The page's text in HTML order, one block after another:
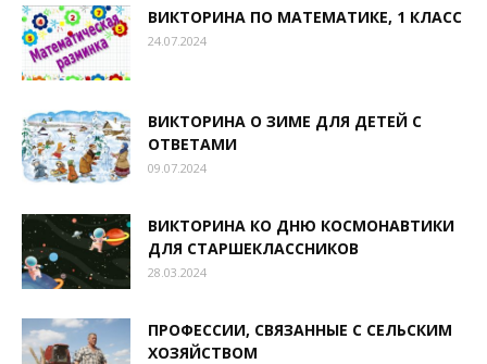
ВИКТОРИНА ПО МАТЕМАТИКЕ, 1 КЛАСС
24.07.2024
ВИКТОРИНА О ЗИМЕ ДЛЯ ДЕТЕЙ С
ОТВЕТАМИ
09.07.2024
ВИКТОРИНА КО ДНЮ КОСМОНАВТИКИ
ДЛЯ СТАРШЕКЛАССНИКОВ
28.03.2024
ПРОФЕССИИ, СВЯЗАННЫЕ С СЕЛЬСКИМ
ХОЗЯЙСТВОМ